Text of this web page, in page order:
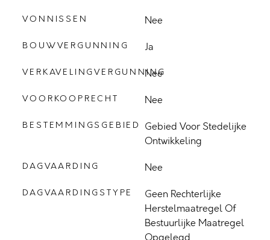
VONNISSEN Nee
BOUWVERGUNNING Ja
VERKAVELINGVERGUNNING
Nee
VOORKOOPRECHT Nee
BESTEMMINGSGEBIED
Gebied Voor Stedelijke
Ontwikkeling
DAGVAARDING Nee
DAGVAARDINGSTYPE
Geen Rechterlijke
Herstelmaatregel Of
Bestuurlijke Maatregel
Opgelegd